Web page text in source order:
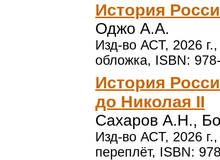
История
Оджо А.А.
Изд-во АСТ, 2026
обложка, ISBN:
История
до Николая II
Сахаров А.Н.,
Изд-во АСТ, 2026
переплёт, ISBN: